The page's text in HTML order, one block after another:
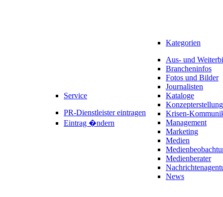
Service
PR-Dienstleister eintragen
Eintrag �ndern
Kategorien
Aus- und
Brancheninfos
Fotos und Bilder
Journalisten
Kataloge
Konzepterstellung
Krisen-
Management
Marketing
Medien
Medienberater
News